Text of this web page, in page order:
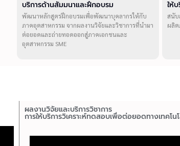
บริการด้านสัมมนาและฝึกอบรม
พัฒนาหลักสูตรฝึกอบรมเพื่อพัฒนาบุคลากรให้กับ
ภาคอุตสาหกรรม จากผลงานวิจัยและวิชาการที่นำมา
ต่อยอดและถ่ายทอดออกสู่ภาคเอกชนและ
อุตสาหกรรม SME
ให้
สนับ
ผลิต
ผลงานวิจัยและบริการวิชาการ
การให้บริการวิเคราะห์ทดสอบเพื่อต่อยอดทางเทคโน